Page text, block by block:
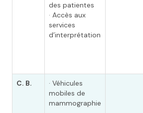
des patientes
· Accès aux
services
d’interprétation
C. B.
· Véhicules
mobiles de
mammographie